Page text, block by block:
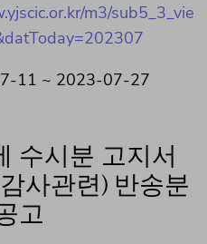
m3/sub5_3_vie
11 ~ 2023-07-27
수시분 고지서
사관련) 반송분
고